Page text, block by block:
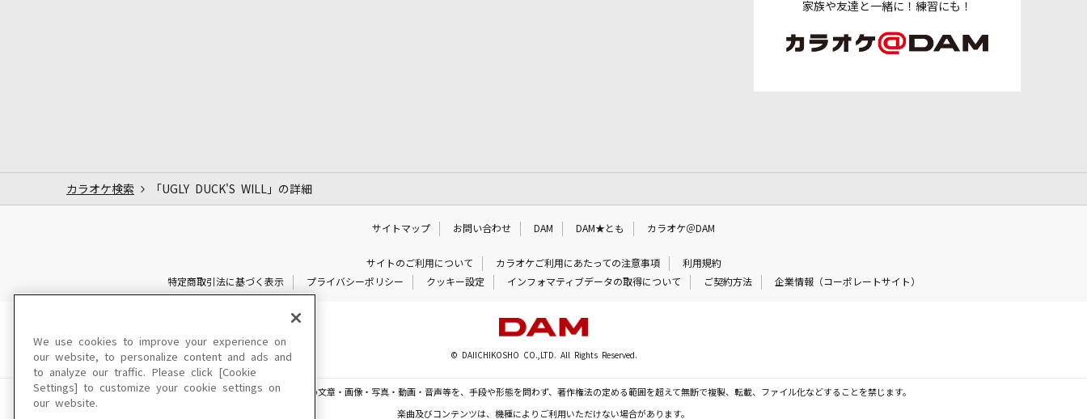
家族や友達と一緒に！練習にも！
カラオケ検索 「UGLY DUCK'S WILL」の詳細
サイトマップ お問い合わせ DAM DAM★とも カラオケ＠DAM
サイトのご利用について カラオケご利用にあたっての注意事項
利用規約
特定商取引法に基づく表示
プライバシーポリシー クッキー設定 インフォマティブデータの取得について ご契約方法 企業情報（コーポレートサイト）
© DAIICHIKOSHO CO.,LTD. All Rights Reserved.
このサイトに掲載されている一切の文章・画像・写真・動画・音声等を、手段や形態を問わず、著作権法の定める範囲を超えて無断で複製、転載、ファイル化などすることを禁じます。
楽曲及びコンテンツは、機種によりご利用いただけない場合があります。
We use cookies to improve your experience on
our website, to personalize content and ads and
to analyze our traffic. Please click [Cookie
Settings] to customize your cookie settings on
our website.